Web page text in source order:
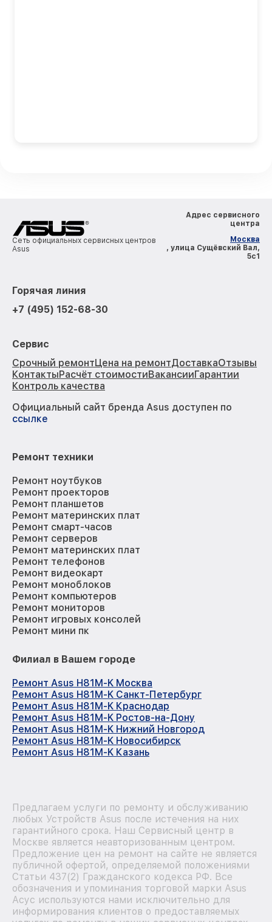
Сеть официальных сервисных центров
Asus
Адрес сервисного
центра
Москва
, улица Сущёвский Вал,
5с1
Горячая линия
+7 (495) 152-68-30
Сервис
Срочный ремонтЦена на ремонтДоставкаОтзывы
КонтактыРасчёт стоимостиВакансииГарантии
Контроль качества
Официальный сайт бренда Asus доступен по
ссылке
Ремонт техники
Ремонт ноутбуков
Ремонт проекторов
Ремонт планшетов
Ремонт материнских плат
Ремонт смарт-часов
Ремонт серверов
Ремонт материнских плат
Ремонт телефонов
Ремонт видеокарт
Ремонт моноблоков
Ремонт компьютеров
Ремонт мониторов
Ремонт игровых консолей
Ремонт мини пк
Филиал в Вашем городе
Ремонт Asus H81M-K Москва
Ремонт Asus H81M-K Санкт-Петербург
Ремонт Asus H81M-K Краснодар
Ремонт Asus H81M-K Ростов-на-Дону
Ремонт Asus H81M-K Нижний Новгород
Ремонт Asus H81M-K Новосибирск
Ремонт Asus H81M-K Казань
Предлагаем услуги по ремонту и обслуживанию
любых Устройств Asus после истечения на них
гарантийного срока. Наш Сервисный центр в
Москве является неавторизованным центром.
Предложение цен на ремонт на сайте не является
публичной офертой, определяемой положениями
Статьи 437(2) Гражданского кодекса РФ. Все
обозначения и упоминания торговой марки Asus
Асус используются нами исключительно для
информирования клиентов о предоставляемых